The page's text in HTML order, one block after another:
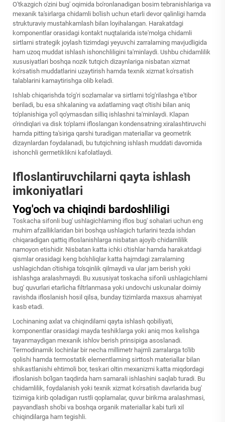
O'tkazgich o'zini bug' oqimida bo'ronlanadigan bosim tebranishlariga va
mexanik ta'sirlarga chidamli bo'lish uchun etarli devor qalinligi hamda
strukturaviy mustahkamlash bilan loyihalangan. Harakatdagi
komponentlar orasidagi kontakt nuqtalarida iste'molga chidamli
sirtlarni strategik joylash tizimdagi yeyuvchi zarralarning mavjudligida
ham uzoq muddat ishlash ishonchliligini ta'minlaydi. Ushbu chidamlilik
xususiyatlari boshqa nozik tutqich dizaynlariga nisbatan xizmat
ko'rsatish muddatlarini uzaytirish hamda texnik xizmat ko'rsatish
talablarini kamaytirishga olib keladi.
Ishlab chiqarishda to'g'ri sozlamalar va sirtlarni to'g'rilashga e'tibor
beriladi, bu esa shkalaning va axlatlarning vaqt o'tishi bilan aniq
to'planishiga yo'l qo'ymasdan silliq ishlashni ta'minlaydi. Klapan
o'rindiqlari va disk to'plami ifloslangan kondensatning xiralashtiruvchi
hamda pitting ta'siriga qarshi turadigan materiallar va geometrik
dizaynlardan foydalanadi, bu tutqichning ishlash muddati davomida
ishonchli germetiklikni kafolatlaydi.
Ifloslantiruvchilarni qayta ishlash
imkoniyatlari
Yog'och va chiqindi bardoshliligi
Toskacha sifonli bug' ushlagichlarning iflos bug' sohalari uchun eng
muhim afzalliklaridan biri boshqa ushlagich turlarini tezda ishdan
chiqaradigan qattiq ifloslanishlarga nisbatan ajoyib chidamlilik
namoyon etishidir. Nisbatan katta ichki o'tishlar hamda harakatdagi
qismlar orasidagi keng bo'shliqlar katta hajmdagi zarralarning
ushlagichdan o'tishiga to'sqinlik qilmaydi va ular jam berish yoki
ishlashga aralashmaydi. Bu xususiyat toskacha sifonli ushlagichlarni
bug' quvurlari etarlicha filtrlanmasa yoki undovchi uskunalar doimiy
ravishda ifloslanish hosil qilsa, bunday tizimlarda maxsus ahamiyat
kasb etadi.
Lochinaning axlat va chiqindilarni qayta ishlash qobiliyati,
komponentlar orasidagi mayda teshiklarga yoki aniq mos kelishga
tayanmaydigan mexanik ishlov berish prinsipiga asoslanadi.
Termodinamik lochinlar bir necha millimetr hajmli zarralarga to'lib
qolishi hamda termostatik elementlarning sirttosh materiallar bilan
shikastlanishi ehtimoli bor, teskari oltin mexanizmi katta miqdordagi
ifloslanish bo'lgan taqdirda ham samarali ishlashini saqlab turadi. Bu
chidamlilik, foydalanish yoki texnik xizmat ko'rsatish davrlarida bug'
tizimiga kirib qoladigan rustli qoplamalar, quvur birikma aralashmasi,
payvandlash sho'bi va boshqa organik materiallar kabi turli xil
chiqindilarga ham tegishli.